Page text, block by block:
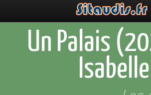
Parutions
Incitations
Un Palais